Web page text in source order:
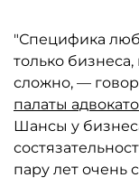
"Специфика
только
сложно, —
палаты
Шансы у
пару лет очень